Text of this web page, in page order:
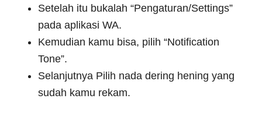
Setelah itu bukalah “Pengaturan/Settings”
pada aplikasi WA.
Kemudian kamu bisa, pilih “Notification
Tone”.
Selanjutnya Pilih nada dering hening yang
sudah kamu rekam.